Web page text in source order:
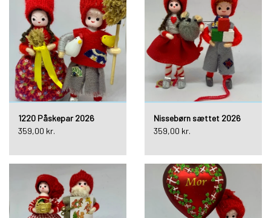
1220 Påskepar 2026
359,00 kr.
Nissebørn sættet 2026
359,00 kr.